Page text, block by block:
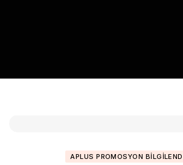
APLUS PROMOSYON